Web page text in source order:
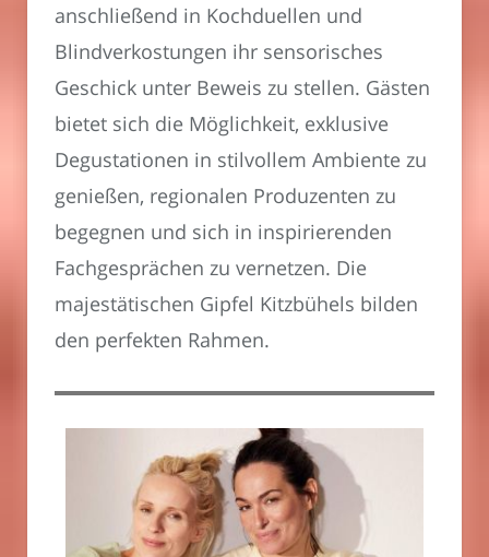
anschließend in Kochduellen und
Blindverkostungen ihr sensorisches
Geschick unter Beweis zu stellen. Gästen
bietet sich die Möglichkeit, exklusive
Degustationen in stilvollem Ambiente zu
genießen, regionalen Produzenten zu
begegnen und sich in inspirierenden
Fachgesprächen zu vernetzen. Die
majestätischen Gipfel Kitzbühels bilden
den perfekten Rahmen.